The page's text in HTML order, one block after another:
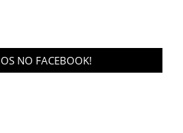
NO FACEBOOK!